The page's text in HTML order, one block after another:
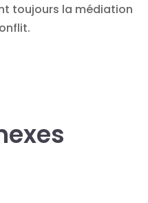
toujours la médiation